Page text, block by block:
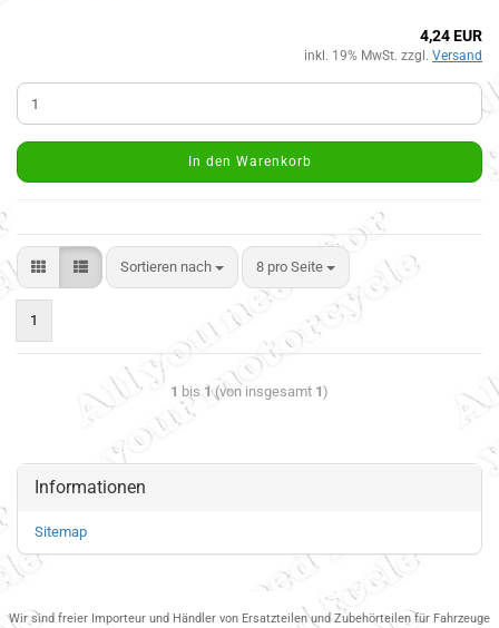
4,24 EUR
inkl. 19% MwSt. zzgl. Versand
In den Warenkorb
Sortieren nach 8 pro Seite
1
1 bis 1(von insgesamt 1)
Informationen
Sitemap
Wir sind freier Importeur und Händler von Ersatzteilen und Zubehörteilen für Fahrzeuge